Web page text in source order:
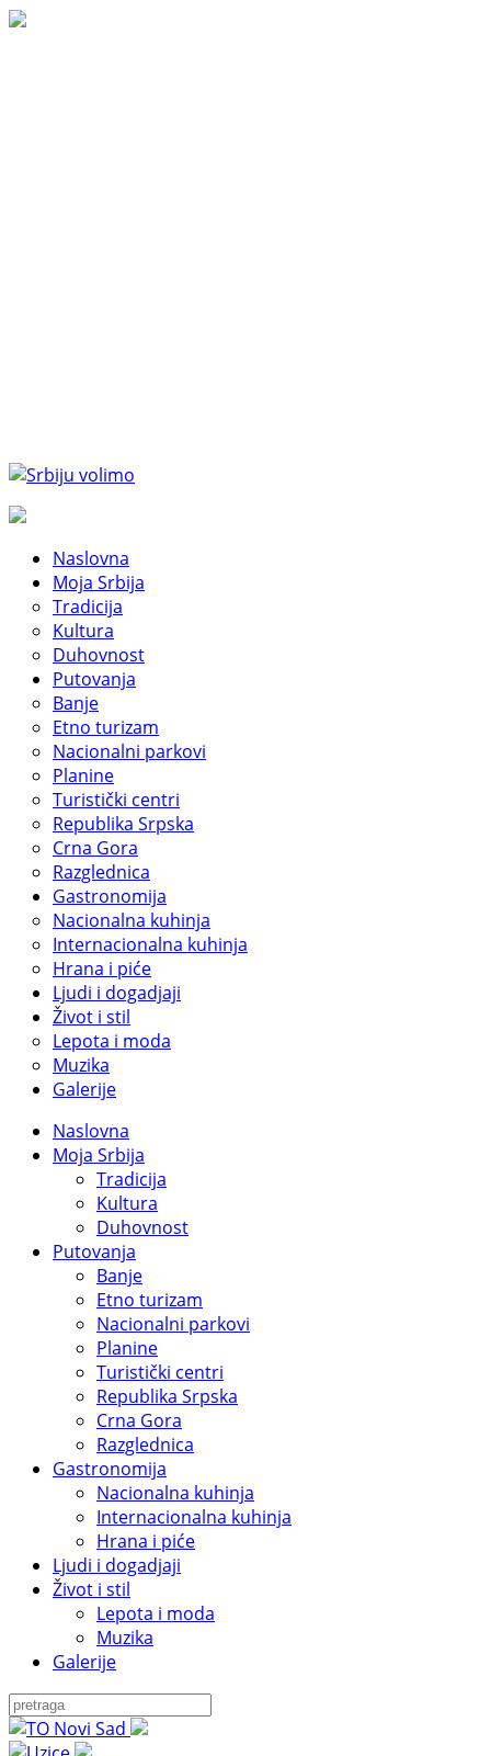
Naslovna
Moja Srbija
Tradicija
Kultura
Duhovnost
Putovanja
Banje
Etno turizam
Nacionalni parkovi
Planine
Turistički centri
Republika Srpska
Crna Gora
Razglednica
Gastronomija
Nacionalna kuhinja
Internacionalna kuhinja
Hrana i piće
Ljudi i dogadjaji
Život i stil
Lepota i moda
Muzika
Galerije
Naslovna
Moja Srbija
Tradicija
Kultura
Duhovnost
Putovanja
Banje
Etno turizam
Nacionalni parkovi
Planine
Turistički centri
Republika Srpska
Crna Gora
Razglednica
Gastronomija
Nacionalna kuhinja
Internacionalna kuhinja
Hrana i piće
Ljudi i dogadjaji
Život i stil
Lepota i moda
Muzika
Galerije